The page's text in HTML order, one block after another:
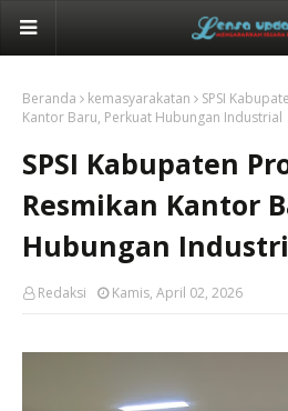
Beranda kemasyarakatan
SPSI
Kantor Baru, Perkuat Hubungan Industrial
SPSI Kabupaten
Resmikan Kantor
Hubungan
Redaksi Kamis, April 02, 2026